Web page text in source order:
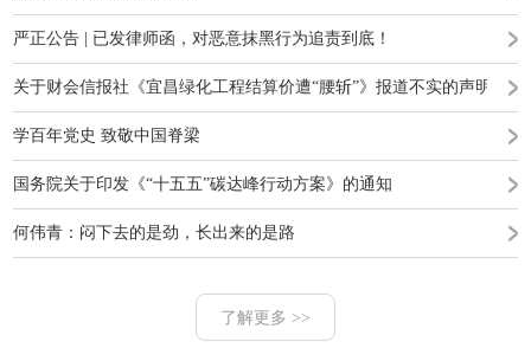
严正公告 | 已发律师函，对恶意抹黑行为追责到底！
关于财会信报社《宜昌绿化工程结算价遭“腰斩”》报道不实的声明
学百年党史 致敬中国脊梁
国务院关于印发《“十五五”碳达峰行动方案》的通知
何伟青：闷下去的是劲，长出来的是路
了解更多 >>